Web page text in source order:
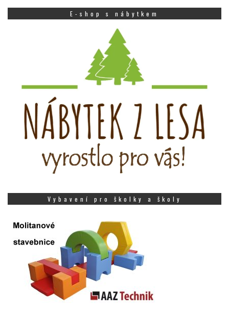
E-shop s nábytkem
Vybavení pro školky a školy